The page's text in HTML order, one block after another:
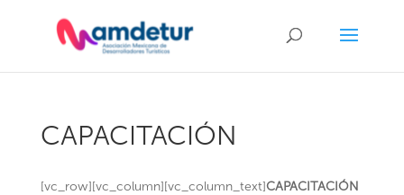
CAPACITACIÓN
[vc_row][vc_column][vc_column_text]CAPACITACIÓN